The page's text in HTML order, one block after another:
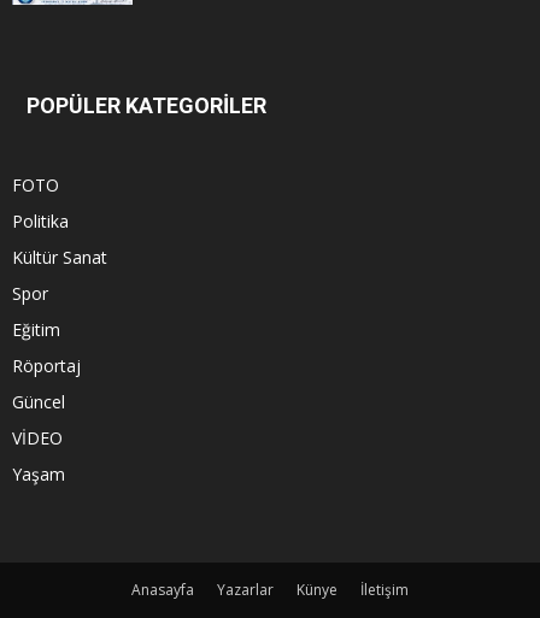
POPÜLER KATEGORİLER
FOTO
Politika
Kültür Sanat
Spor
Eğitim
Röportaj
Güncel
VİDEO
Yaşam
Anasayfa Yazarlar Künye
İletişim